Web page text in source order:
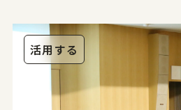
活用する